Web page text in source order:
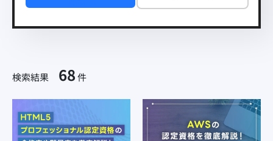
検索結果 68件